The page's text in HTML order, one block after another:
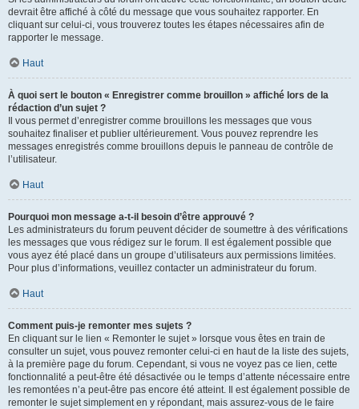
devrait être affiché à côté du message que vous souhaitez rapporter. En
cliquant sur celui-ci, vous trouverez toutes les étapes nécessaires afin de
rapporter le message.
Haut
À quoi sert le bouton « Enregistrer comme brouillon » affiché lors de la
rédaction d’un sujet ?
Il vous permet d’enregistrer comme brouillons les messages que vous
souhaitez finaliser et publier ultérieurement. Vous pouvez reprendre les
messages enregistrés comme brouillons depuis le panneau de contrôle de
l’utilisateur.
Haut
Pourquoi mon message a-t-il besoin d’être approuvé ?
Les administrateurs du forum peuvent décider de soumettre à des vérifications
les messages que vous rédigez sur le forum. Il est également possible que
vous ayez été placé dans un groupe d’utilisateurs aux permissions limitées.
Pour plus d’informations, veuillez contacter un administrateur du forum.
Haut
Comment puis-je remonter mes sujets ?
En cliquant sur le lien « Remonter le sujet » lorsque vous êtes en train de
consulter un sujet, vous pouvez remonter celui-ci en haut de la liste des sujets,
à la première page du forum. Cependant, si vous ne voyez pas ce lien, cette
fonctionnalité a peut-être été désactivée ou le temps d’attente nécessaire entre
les remontées n’a peut-être pas encore été atteint. Il est également possible de
remonter le sujet simplement en y répondant, mais assurez-vous de le faire